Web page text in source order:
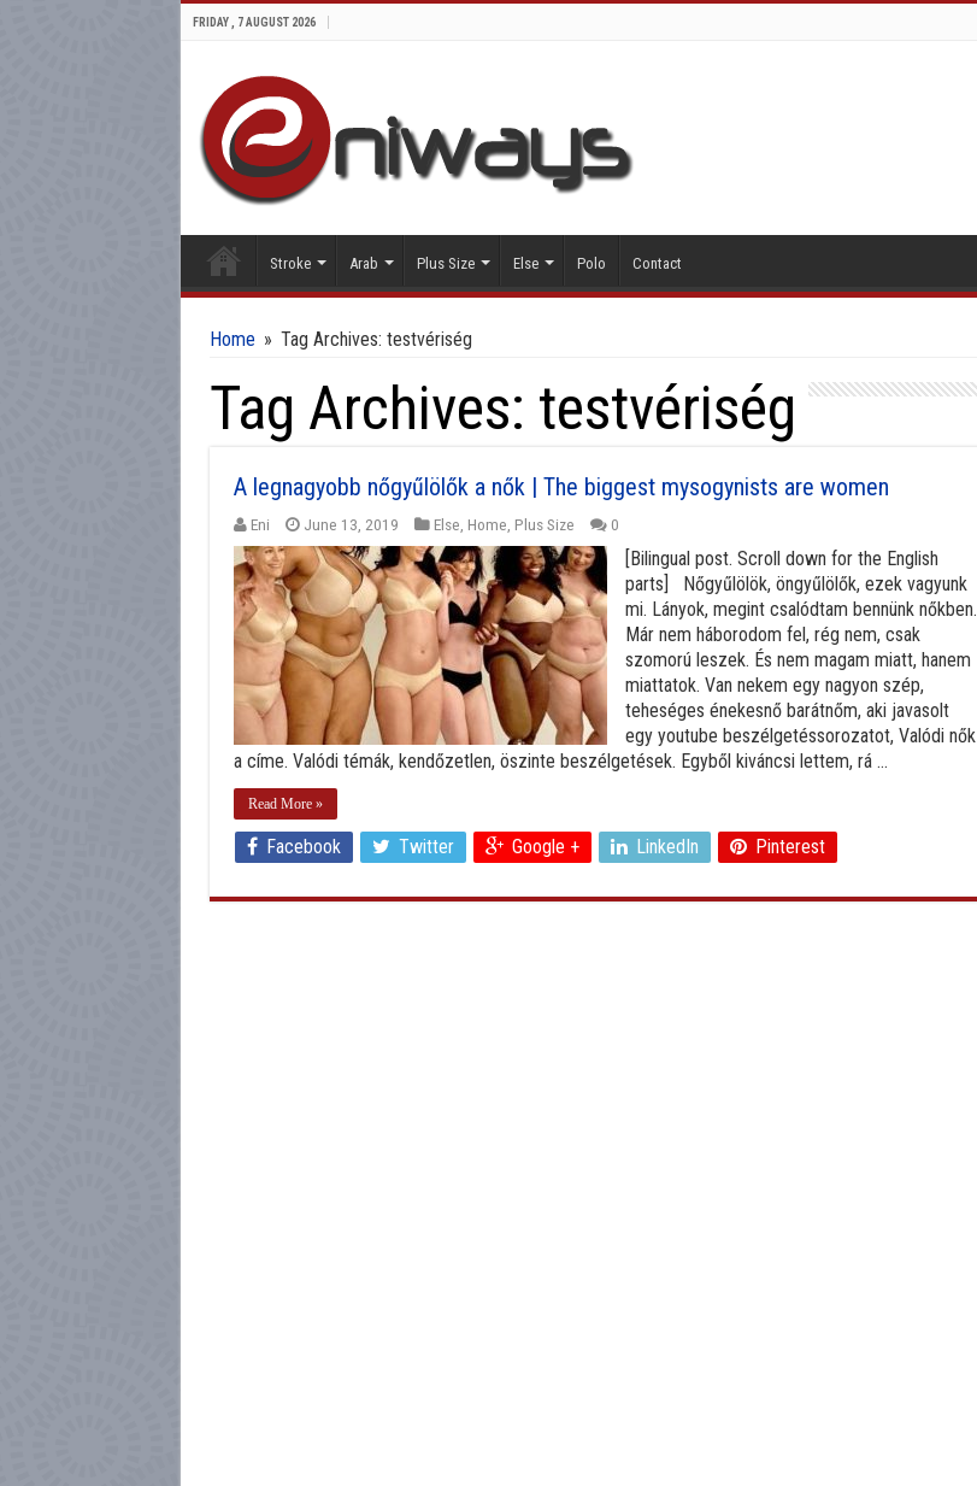
FRIDAY , 7 AUGUST 2026
Stroke Arab Plus Size Else Polo Contact
Home » Tag Archives: testvériség
Tag Archives: testvériség
A legnagyobb nőgyűlölők a nők | The biggest mysogynists are women
Eni June 13, 2019 Else Home Plus Size 0
[Bilingual post. Scroll down for the English
parts] Nőgyűlölök, öngyűlölők, ezek vagyunk
mi. Lányok, megint csalódtam bennünk nőkben.
Már nem háborodom fel, rég nem, csak
szomorú leszek. És nem magam miatt, hanem
miattatok. Van nekem egy nagyon szép,
teheséges énekesnő barátnőm, aki javasolt
egy youtube beszélgetéssorozatot, Valódi nők
a címe. Valódi témák, kendőzetlen, öszinte beszélgetések. Egyből kiváncsi lettem, rá ...
Read More »
Facebook Twitter Google + LinkedIn Pinterest